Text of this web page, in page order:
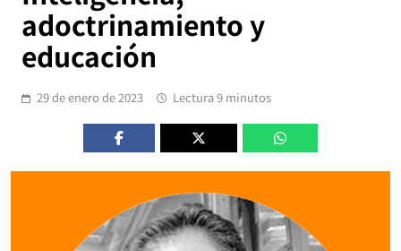
adoctrinamiento y
educación
29 de enero de 2023 Lectura 9 minutos